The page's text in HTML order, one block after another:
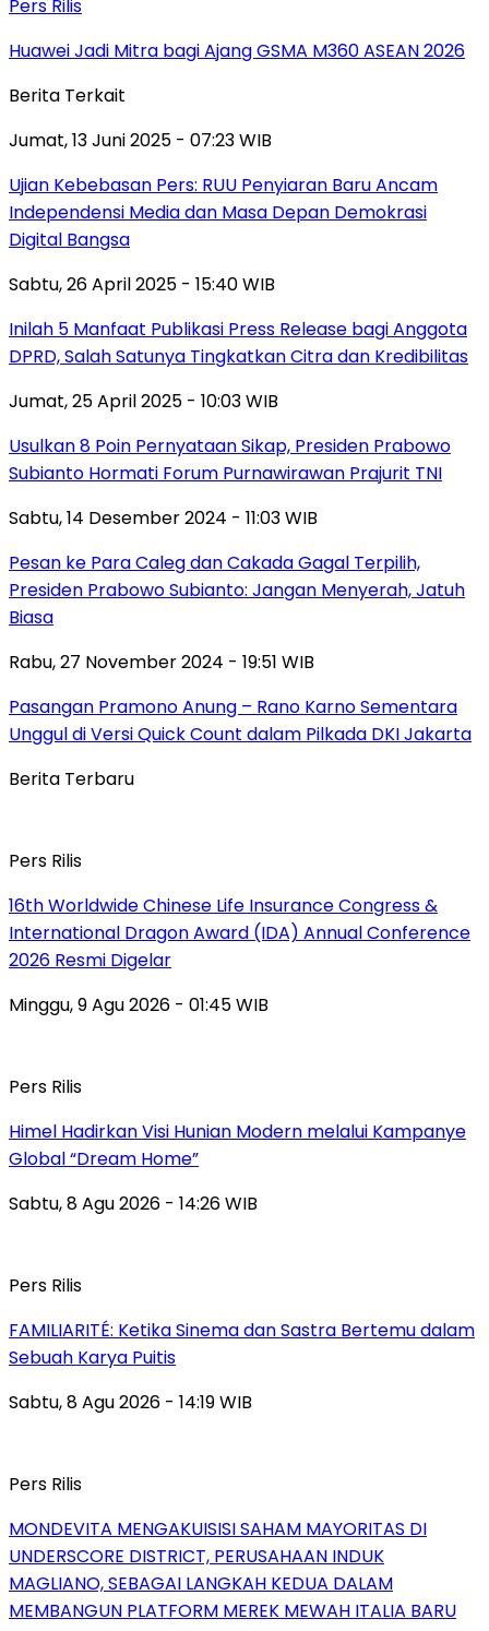
Pers Rilis
Huawei Jadi Mitra bagi Ajang GSMA M360 ASEAN 2026
Berita Terkait
Jumat, 13 Juni 2025 - 07:23 WIB
Ujian Kebebasan Pers: RUU Penyiaran Baru Ancam
Independensi Media dan Masa Depan Demokrasi
Digital Bangsa
Sabtu, 26 April 2025 - 15:40 WIB
Inilah 5 Manfaat Publikasi Press Release bagi Anggota
DPRD, Salah Satunya Tingkatkan Citra dan Kredibilitas
Jumat, 25 April 2025 - 10:03 WIB
Usulkan 8 Poin Pernyataan Sikap, Presiden Prabowo
Subianto Hormati Forum Purnawirawan Prajurit TNI
Sabtu, 14 Desember 2024 - 11:03 WIB
Pesan ke Para Caleg dan Cakada Gagal Terpilih,
Presiden Prabowo Subianto: Jangan Menyerah, Jatuh
Biasa
Rabu, 27 November 2024 - 19:51 WIB
Pasangan Pramono Anung – Rano Karno Sementara
Unggul di Versi Quick Count dalam Pilkada DKI Jakarta
Berita Terbaru
Pers Rilis
16th Worldwide Chinese Life Insurance Congress &
International Dragon Award (IDA) Annual Conference
2026 Resmi Digelar
Minggu, 9 Agu 2026 - 01:45 WIB
Pers Rilis
Himel Hadirkan Visi Hunian Modern melalui Kampanye
Global “Dream Home”
Sabtu, 8 Agu 2026 - 14:26 WIB
Pers Rilis
FAMILIARITÉ: Ketika Sinema dan Sastra Bertemu dalam
Sebuah Karya Puitis
Sabtu, 8 Agu 2026 - 14:19 WIB
Pers Rilis
MONDEVITA MENGAKUISISI SAHAM MAYORITAS DI
UNDERSCORE DISTRICT, PERUSAHAAN INDUK
MAGLIANO, SEBAGAI LANGKAH KEDUA DALAM
MEMBANGUN PLATFORM MEREK MEWAH ITALIA BARU